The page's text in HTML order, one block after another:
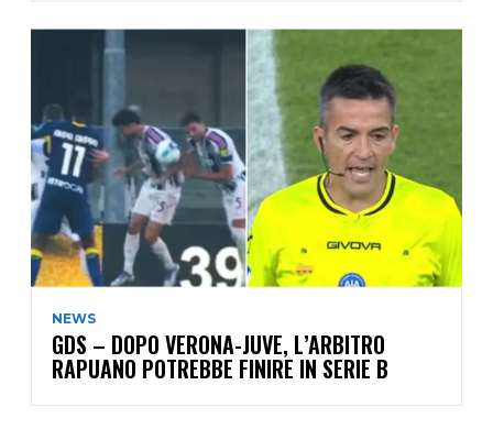
NEWS
GDS – DOPO VERONA-JUVE, L’ARBITRO
RAPUANO POTREBBE FINIRE IN SERIE B